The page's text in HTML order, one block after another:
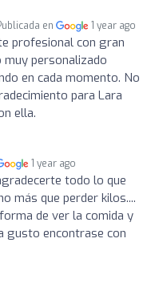
en 1 year ago
profesional con gran
muy personalizado
en cada momento. No
para Lara
ella.
1 year ago
todo lo que
más que perder kilos....
de ver la comida y
gusto encontrase con